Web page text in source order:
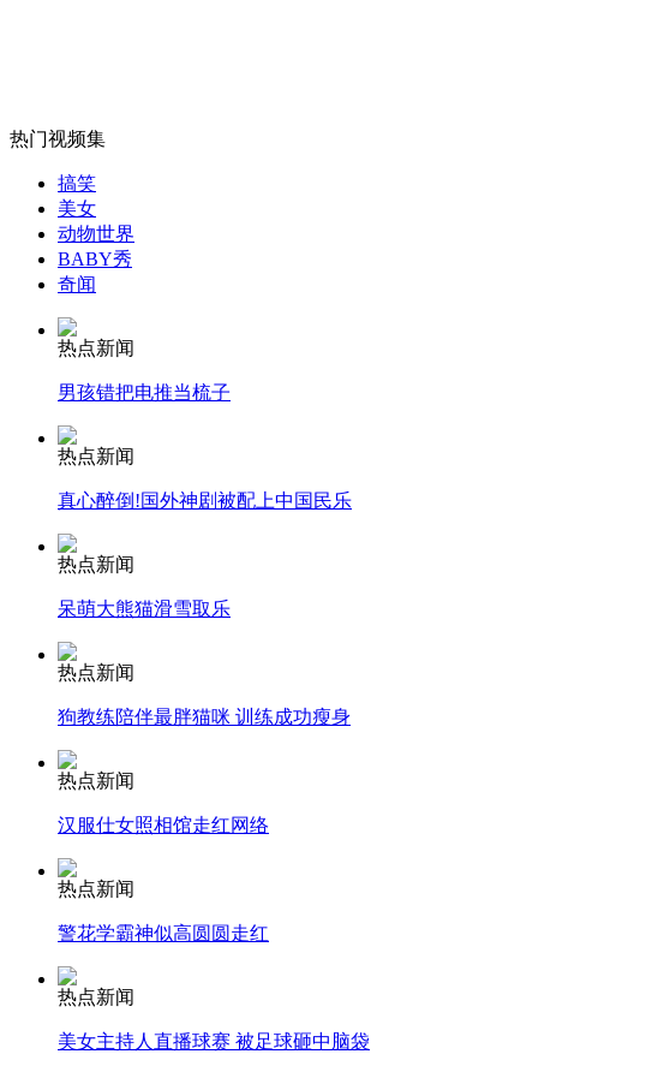
女孩北京地铁殴打老人 痛下狠手拳打脚踢
无痛分娩是否安全 医生回应
外交部：有关国家言论片面不公正
安徽一实载49人客车翻车
走！跟着总书记去植树
纽约上演“枕头大战”
热门视频集
搞笑
美女
动物世界
BABY秀
奇闻
热点新闻
男孩错把电推当梳子
热点新闻
真心醉倒!国外神剧被配上中国民乐
热点新闻
呆萌大熊猫滑雪取乐
热点新闻
狗教练陪伴最胖猫咪 训练成功瘦身
热点新闻
汉服仕女照相馆走红网络
热点新闻
警花学霸神似高圆圆走红
热点新闻
美女主持人直播球赛 被足球砸中脑袋